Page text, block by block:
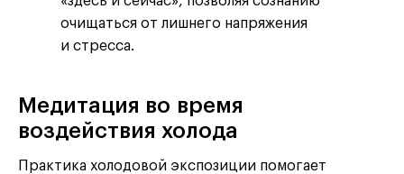
очищаться от лишнего напряжения
и стресса.
Медитация во время
воздействия холода
Практика холодовой экспозиции помогает